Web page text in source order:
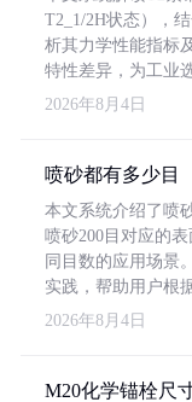
T2_1/2H状态），
析其力学性能指标
特性差异，为工业
2026年8月4日
喷砂都有多少目
本文系统介绍了喷
喷砂200目对应的
同目数的应用场景
实践，帮助用户根
2026年8月4日
M20化学锚栓尺